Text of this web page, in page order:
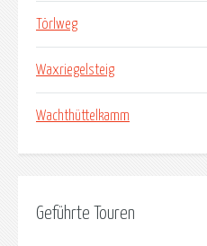
Törlweg
Waxriegelsteig
Wachthüttelkamm
Geführte Touren